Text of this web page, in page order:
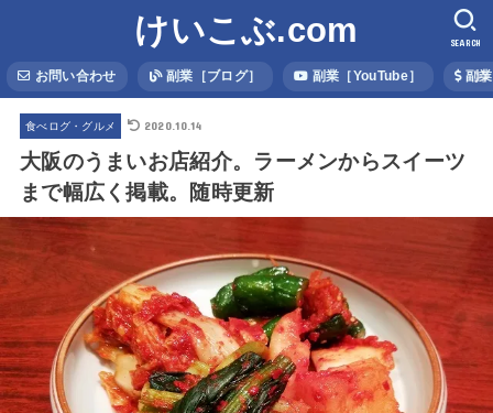
けいこぶ.com
お問い合わせ 副業［ブログ］ 副業［YouTube］ 副業
SEARCH
食べログ・グルメ 2020.10.14
大阪のうまいお店紹介。ラーメンからスイーツ
まで幅広く掲載。随時更新